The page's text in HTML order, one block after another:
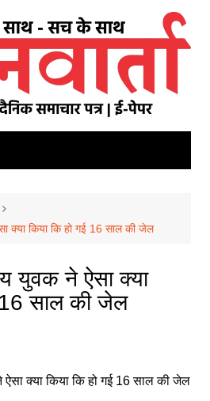
क्या किया कि हो गई 16 साल की जेल
युवक ने ऐसा क्या
16 साल की जेल